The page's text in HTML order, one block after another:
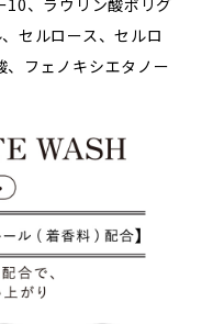
10、ラウリン酸ポリグ
セルロース、セルロ
、フェノキシエタノー